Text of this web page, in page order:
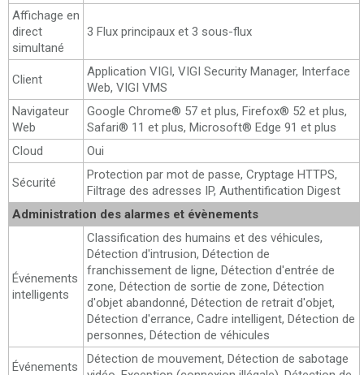
Affichage en
direct
simultané
3 Flux principaux et 3 sous-flux
Client
Application VIGI, VIGI Security Manager, Interface
Web, VIGI VMS
Navigateur
Web
Google Chrome® 57 et plus, Firefox® 52 et plus,
Safari® 11 et plus, Microsoft® Edge 91 et plus
Cloud
Oui
Sécurité
Protection par mot de passe, Cryptage HTTPS,
Filtrage des adresses IP, Authentification Digest
Administration des alarmes et évènements
Événements
intelligents
Classification des humains et des véhicules,
Détection d'intrusion, Détection de
franchissement de ligne, Détection d'entrée de
zone, Détection de sortie de zone, Détection
d'objet abandonné, Détection de retrait d'objet,
Détection d'errance, Cadre intelligent, Détection de
personnes, Détection de véhicules
Événements
Détection de mouvement, Détection de sabotage